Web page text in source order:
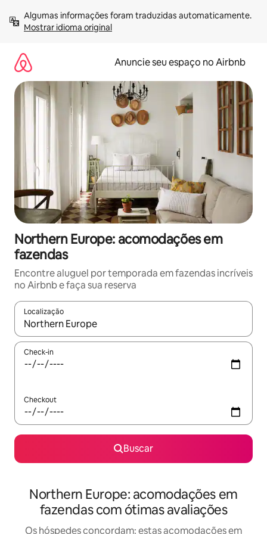
para
Mostrar idioma original
Anuncie seu espaço no Airbnb
Northern Europe: acomodações em
fazendas
Encontre aluguel por temporada em fazendas incríveis
no Airbnb e faça sua reserva
Localização
Quando os resultados estiverem disponíveis, explore-os
Check-in
Checkout
Buscar
Northern Europe: acomodações em
fazendas com ótimas avaliações
Os hóspedes concordam: estas acomodações em